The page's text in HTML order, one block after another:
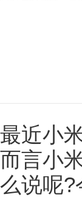
最近小
而言小
么说呢?